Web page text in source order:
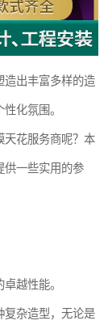
造出丰富多样的造
化氛围。
天花服务商呢？本
供一些实用的参
越性能。
复杂造型，无论是